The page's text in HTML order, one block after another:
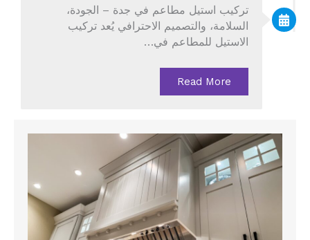
تركيب استيل مطاعم في جدة – الجودة،
السلامة، والتصميم الاحترافي يُعد تركيب
الاستيل للمطاعم في…
Read More